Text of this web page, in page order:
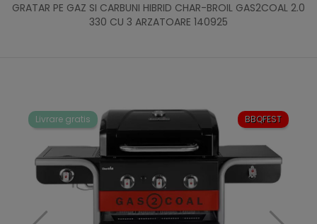
GRATAR PE GAZ SI CARBUNI HIBRID CHAR-BROIL GAS2COAL 2.0
330 CU 3 ARZATOARE 140925
BBQFEST
Livrare gratis